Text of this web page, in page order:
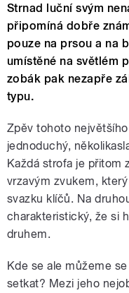
Strnad luční svým
připomíná dobře
pouze na prsou a na
umístěné na světlém
zobák pak nezapře
typu.
Zpěv tohoto
jednoduchý,
Každá strofa je přitom
vrzavým zvukem,
svazku klíčů. Na
charakteristický, že si
druhem.
Kde se ale můžeme
setkat? Mezi jeho